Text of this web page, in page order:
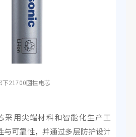
下21700圆柱电芯
采用尖端材料和智能化生产工
与可靠性，并通过多层防护设计